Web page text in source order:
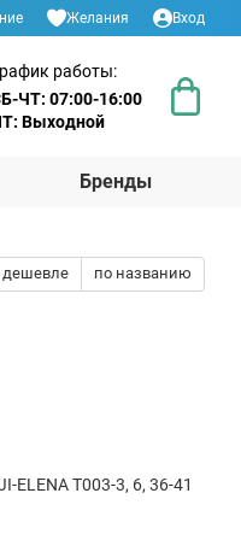
Желания Вход
работы:
ЧТ: 07:00-16:00
Выходной
Бренды
дешевле по названию